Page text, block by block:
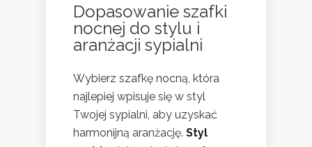
Dopasowanie szafki
nocnej do stylu i
aranżacji sypialni
Wybierz szafkę nocną, która
najlepiej wpisuje się w styl
Twojej sypialni, aby uzyskać
harmonijną aranżację. Styl